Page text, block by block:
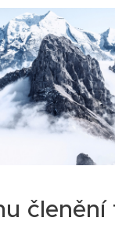
členění